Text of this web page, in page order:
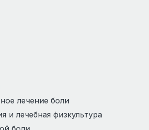
лечение боли
и лечебная физкультура